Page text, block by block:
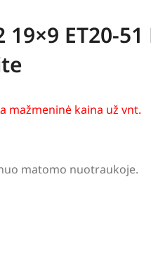
19×9 ET20-51
mažmeninė kaina už vnt.
matomo nuotraukoje.